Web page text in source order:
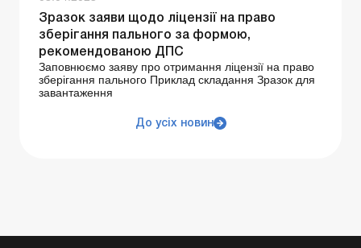
Зразок заяви щодо ліцензії на право
зберігання пального за формою,
рекомендованою ДПС
Заповнюємо заяву про отримання ліцензії на право
зберігання пального Приклад складання Зразок для
завантаження
До усіх новин